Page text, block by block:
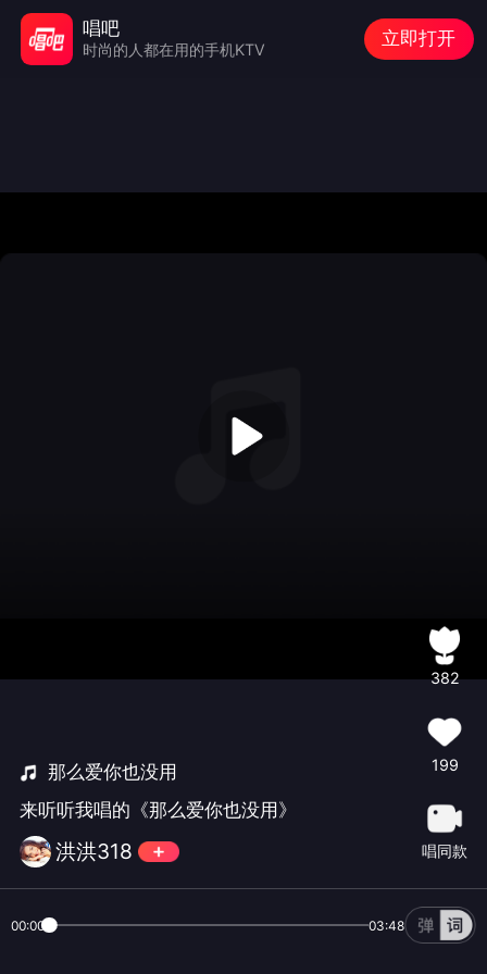
那么爱你也没用
来听听我唱的《那么爱你也没用》
洪洪318
382
199
唱同款
00:00 03:48
唱吧
时尚的人都在用的手机KTV
立即打开